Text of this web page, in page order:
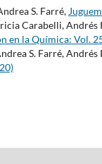
S. Farré,
Carabelli, Andrés
en la Química: Vol.
S. Farré, Andrés